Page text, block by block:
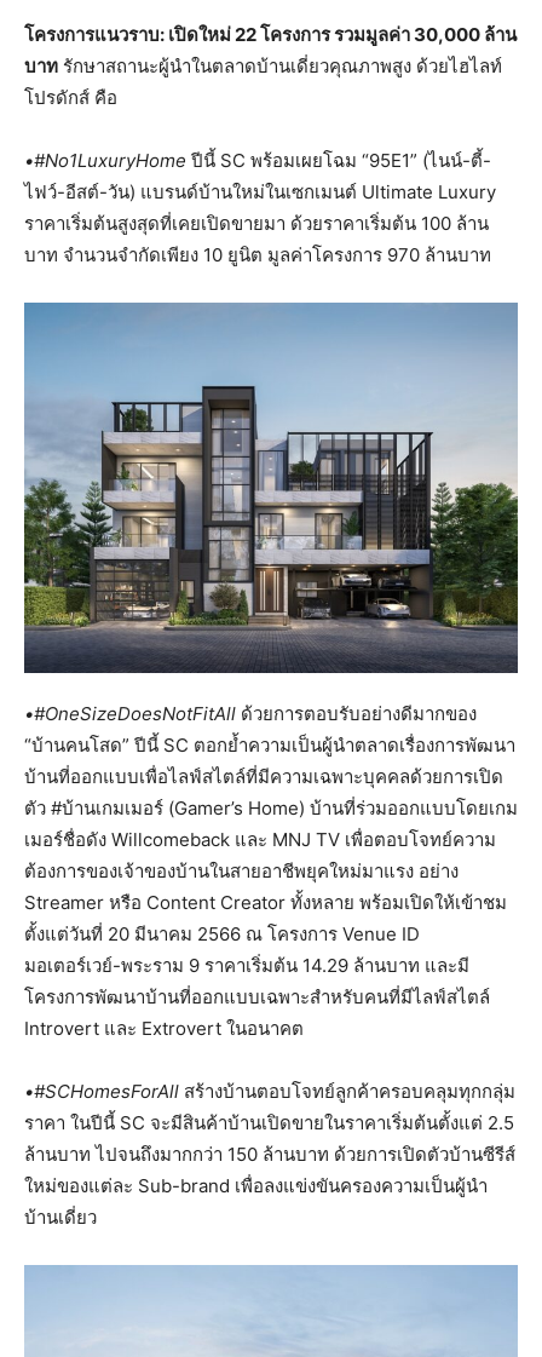
โครงการแนวราบ: เปิดใหม่22 โครงการ รวมมูลค่า 30,000 ล้าน
บาท รักษาสถานะผู้นำในตลาดบ้านเดี่ยวคุณภาพสูง ด้วยไฮไลท์
โปรดักส์ คือ
•#No1LuxuryHome ปีนี้ SC พร้อมเผยโฉม “95E1” (ไนน์-ตี้-
ไฟว์-อีสต์-วัน) แบรนด์บ้านใหม่ในเซกเมนต์ Ultimate Luxury
ราคาเริ่มต้นสูงสุดที่เคยเปิดขายมา ด้วยราคาเริ่มต้น 100 ล้าน
บาท จำนวนจำกัดเพียง 10 ยูนิต มูลค่าโครงการ 970 ล้านบาท
•#OneSizeDoesNotFitAll ด้วยการตอบรับอย่างดีมากของ
“บ้านคนโสด” ปีนี้ SC ตอกย้ำความเป็นผู้นำตลาดเรื่องการพัฒนา
บ้านที่ออกแบบเพื่อไลฟ์สไตล์ที่มีความเฉพาะบุคคลด้วยการเปิด
ตัว #บ้านเกมเมอร์ (Gamer’s Home) บ้านที่ร่วมออกแบบโดยเกม
เมอร์ชื่อดัง Willcomeback และ MNJ TV เพื่อตอบโจทย์ความ
ต้องการของเจ้าของบ้านในสายอาชีพยุคใหม่มาแรง อย่าง
Streamer หรือ Content Creator ทั้งหลาย พร้อมเปิดให้เข้าชม
ตั้งแต่วันที่ 20 มีนาคม 2566 ณ โครงการ Venue ID
มอเตอร์เวย์-พระราม 9 ราคาเริ่มต้น 14.29 ล้านบาท และมี
โครงการพัฒนาบ้านที่ออกแบบเฉพาะสำหรับคนที่มีไลฟ์สไตล์
Introvert และ Extrovert ในอนาคต
•#SCHomesForAll สร้างบ้านตอบโจทย์ลูกค้าครอบคลุมทุกกลุ่ม
ราคา ในปีนี้ SC จะมีสินค้าบ้านเปิดขายในราคาเริ่มต้นตั้งแต่ 2.5
ล้านบาท ไปจนถึงมากกว่า 150 ล้านบาท ด้วยการเปิดตัวบ้านซีรีส์
ใหม่ของแต่ละ Sub-brand เพื่อลงแข่งขันครองความเป็นผู้นำ
บ้านเดี่ยว